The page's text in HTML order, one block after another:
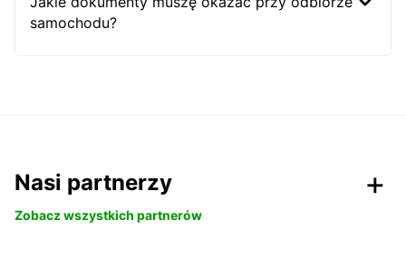
samochodu?
Nasi partnerzy
Zobacz wszystkich partnerów